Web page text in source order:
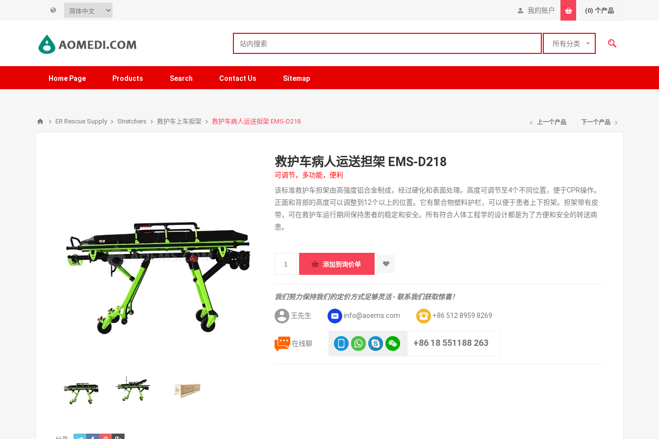
我的账户 (0) 个产品
所有分类
Home Page Products Search Contact Us Sitemap
ER Rescue Supply Stretchers 救护车上车担架 救护车病人运送担架 EMS-D218 上一个产品 下一个产品
救护车病人运送担架 EMS-D218
可调节，多功能，便利
该标准救护车担架由高强度铝合金制成，经过硬化和表面处理。高度可调节至4个不同位置，便于CPR操作。
正面和背部的高度可以调整到12个以上的位置。它有聚合物塑料护栏，可以便于患者上下担架。担架带有皮
带，可在救护车运行期间保持患者的稳定和安全。所有符合人体工程学的设计都是为了方便和安全的转送病
患。
我们努力保持我们的定价方式足够灵活 - 联系我们获取惊喜！
王先生 info@aoems.com +86 512 8959 8269
在线聊 +86 18 551188 263